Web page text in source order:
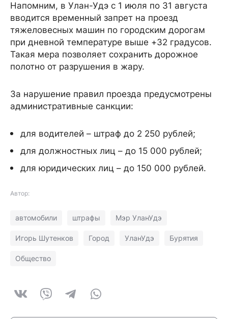
Напомним, в Улан-Удэ с 1 июля по 31 августа
вводится временный запрет на проезд
тяжеловесных машин по городским дорогам
при дневной температуре выше +32 градусов.
Такая мера позволяет сохранить дорожное
полотно от разрушения в жару.
За нарушение правил проезда предусмотрены
административные санкции:
для водителей – штраф до 2 250 рублей;
для должностных лиц – до 15 000 рублей;
для юридических лиц – до 150 000 рублей.
Автор:
автомобили штрафы Мэр УланУдэ
Игорь Шутенков Город УланУдэ Бурятия
Общество